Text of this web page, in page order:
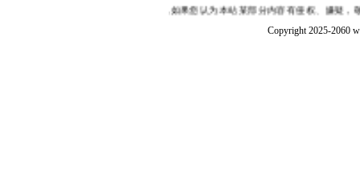
本站并不保证其内容的真实性,如果您认为本站某部分内容有侵权、嫌疑，敬请
Copyright 2025-2060